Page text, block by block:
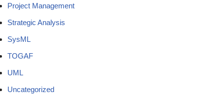
Project Management
Strategic Analysis
SysML
TOGAF
UML
Uncategorized